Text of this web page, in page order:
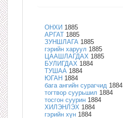
ОНХИ 1885
АРГАТ 1885
ЗУНШЛАГА 1885
гэрийн харуул 1885
ЦААШЛАГДАХ 1885
БУЛИГДАХ 1884
ТУШАА 1884
ЮГАН 1884
бага ангийн сурагчид 1884
тогтвор суурьшил 1884
тосгон суурин 1884
ХИЛЭНЛЭХ 1884
гэрийн хүн 1884